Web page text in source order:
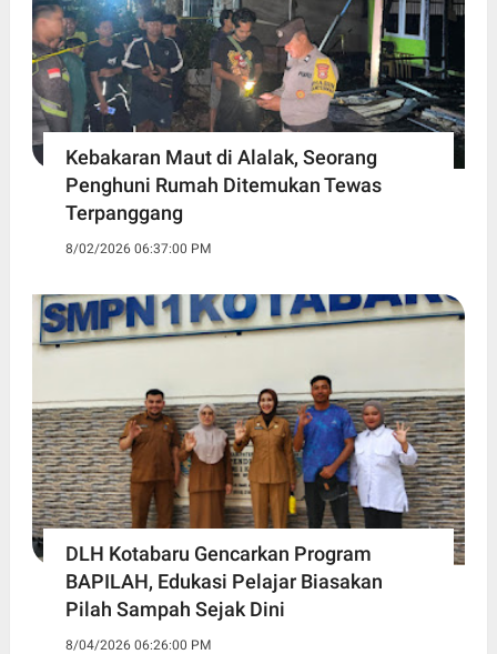
Kebakaran Maut di Alalak, Seorang
Penghuni Rumah Ditemukan Tewas
Terpanggang
8/02/2026 06:37:00 PM
DLH Kotabaru Gencarkan Program
BAPILAH, Edukasi Pelajar Biasakan
Pilah Sampah Sejak Dini
8/04/2026 06:26:00 PM